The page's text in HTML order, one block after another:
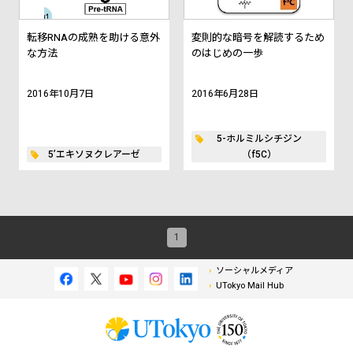
転移RNAの成熟を助ける意外
な方法
2016年10月7日
5’エキソヌクレアーゼ
変則的な暗号を解読するため
のはじめの一歩
2016年6月28日
5-ホルミルシチジン
（f5C）
1
ソーシャルメディア
UTokyo Mail Hub